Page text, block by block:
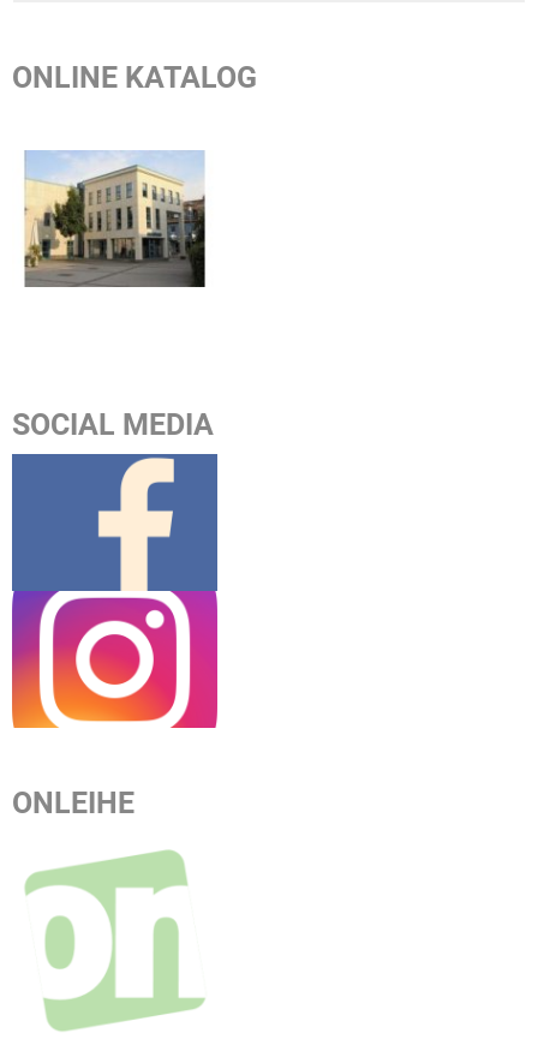
ONLINE KATALOG
SOCIAL MEDIA
ONLEIHE